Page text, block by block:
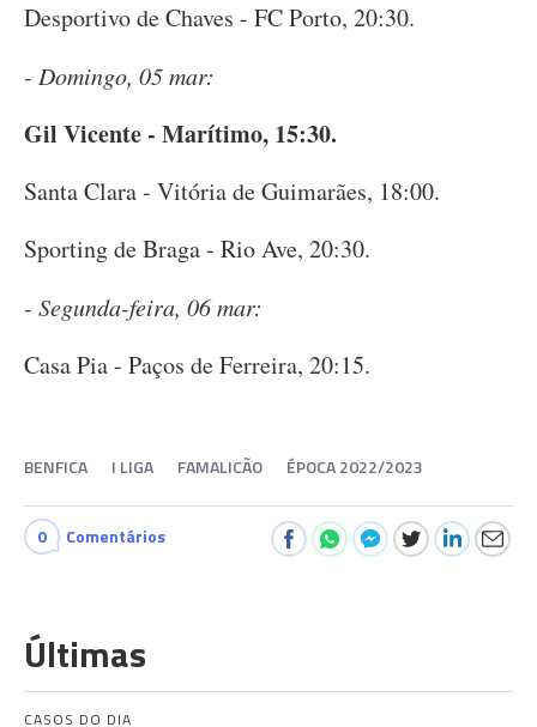
Desportivo de Chaves - FC Porto, 20:30.
- Domingo, 05 mar:
Gil Vicente - Marítimo, 15:30.
Santa Clara - Vitória de Guimarães, 18:00.
Sporting de Braga - Rio Ave, 20:30.
- Segunda-feira, 06 mar:
Casa Pia - Paços de Ferreira, 20:15.
BENFICA I LIGA FAMALICÃO ÉPOCA 2022/2023
0 Comentários
Últimas
CASOS DO DIA